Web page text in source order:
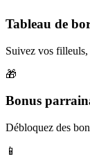
Tableau de
Suivez vos filleuls,
🎁
Bonus
Débloquez des
📱